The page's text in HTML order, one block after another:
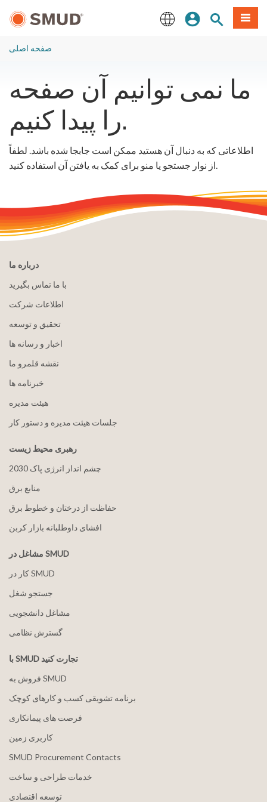
اصلی
ورودسایتمنو
صفحه اصلی
ما نمی توانیم آن صفحه
را پیدا کنیم.
اطلاعاتی که به دنبال آن هستید ممکن است جابجا شده باشد. لطفاً
از نوار جستجو یا منو برای کمک به یافتن آن استفاده کنید.
درباره ما
با ما تماس بگیرید
اطلاعات شرکت
تحقیق و توسعه
اخبار و رسانه ها
نقشه قلمرو ما
خبرنامه ها
هيئت مدیره
جلسات هیئت مدیره و دستور کار
رهبری محیط زیست
2030 چشم انداز انرژی پاک
منابع برق
حفاظت از درختان و خطوط برق
افشای داوطلبانه بازار کربن
مشاغل در SMUD
کار در SMUD
جستجو شغل
مشاغل دانشجویی
گسترش نظامی
با SMUD تجارت کنید
فروش به SMUD
برنامه تشویقی کسب و کارهای کوچک
فرصت های پیمانکاری
کاربری زمین
SMUD Procurement Contacts
خدمات طراحی و ساخت
توسعه اقتصادی